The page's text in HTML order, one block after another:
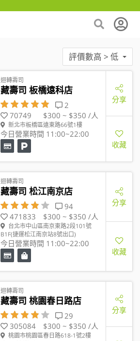
評價數高 > 低
迴轉壽司
藏壽司 板橋遠科店
2
70749
$300 ~ $350 /人
新北市板橋區遠東路66號1樓
今日營業時間 11:00~22:00
分享
收藏
迴轉壽司
藏壽司 松江南京店
94
471833
$300 ~ $350 /人
台北市中山區南京東路2段101號
B1F(捷運松江南京站8號出口)
今日營業時間 11:00~22:00
分享
收藏
迴轉壽司
藏壽司 桃園春日路店
29
305084
$300 ~ $350 /人
桃園市桃園區春日路618-1號2樓
分享